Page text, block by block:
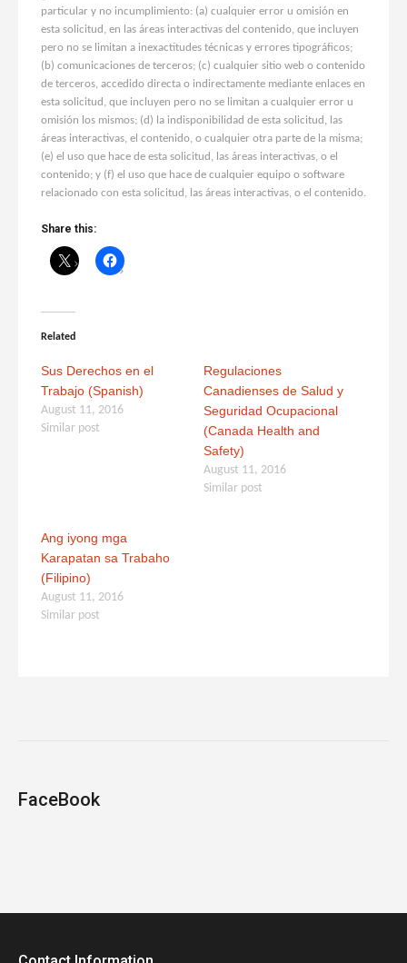
particular y no incumplimiento: (a) cualquier error u omisión en
esta solicitud, en las áreas interactivas del contenido, que incluyen
pero no se limitan a inexactitudes técnicas y errores tipográficos;
(b) comunicaciones de terceros; (c) cualquier sitio web o contenido
de terceros, accedido directa o indirectamente mediante enlaces en
esta solicitud, que incluyen pero no se limitan a cualquier error u
omisión los mismos; (d) la indisponibilidad de esta solicitud, las
áreas interactivas, el contenido, o cualquier otra parte de la misma;
(e) el uso que hace de esta solicitud, las áreas interactivas, o el
contenido; y (f) el uso que hace de cualquier equipo o software
relacionado con esta solicitud, las áreas interactivas, o el contenido.
Share this:
Related
Sus Derechos en el
Trabajo (Spanish)
August 11, 2016
Similar post
Regulaciones
Canadienses de Salud y
Seguridad Ocupacional
(Canada Health and
Safety)
August 11, 2016
Similar post
Ang iyong mga
Karapatan sa Trabaho
(Filipino)
August 11, 2016
Similar post
FaceBook